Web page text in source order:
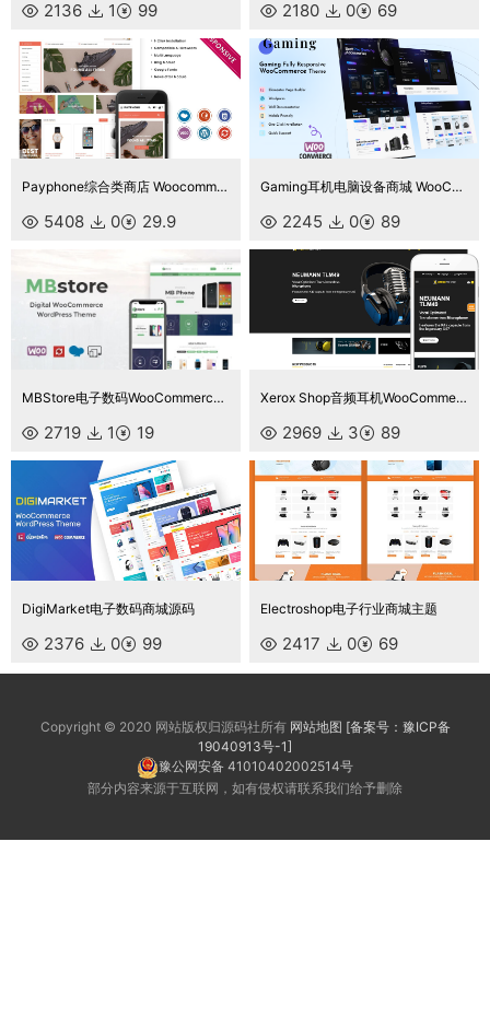
2136 1 99 2180 0 69
Payphone综合类商店 Woocommerce响应式主题Wordpress主题
5408 0 29.9
Gaming耳机电脑设备商城 WooCommerce 主题
2245 0 89
MBStore电子数码WooCommerce WordPress 主题
2719 1 19
Xerox Shop音频耳机WooCommerce主题
2969 3 89
DigiMarket电子数码商城源码
2376 0 99
Electroshop电子行业商城主题
2417 0 69
Copyright © 2020 网站版权归源码社所有 网站地图 [备案号：豫ICP备
19040913号-1]
豫公网安备 41010402002514号
部分内容来源于互联网，如有侵权请联系我们给予删除